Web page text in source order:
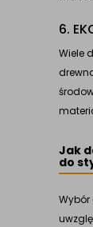
6.
Wiele
Jak
do